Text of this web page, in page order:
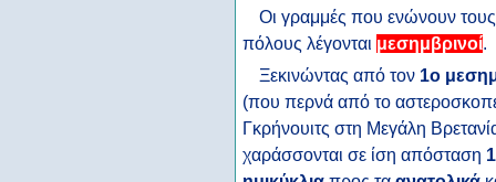
Οι γραμμές που ενώνουν
πόλους λέγονται μεσημβρινοί.
Ξεκινώντας από τον 1ο
(που περνά από το
Γκρήνουιτς στη Μεγάλη
χαράσσονται σε ίση απόσταση